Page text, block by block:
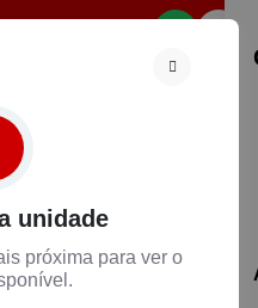
unidade
próxima para ver o